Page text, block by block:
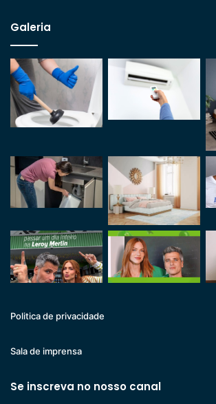
Galeria
Politica de privacidade
Sala de imprensa
Se inscreva no nosso canal